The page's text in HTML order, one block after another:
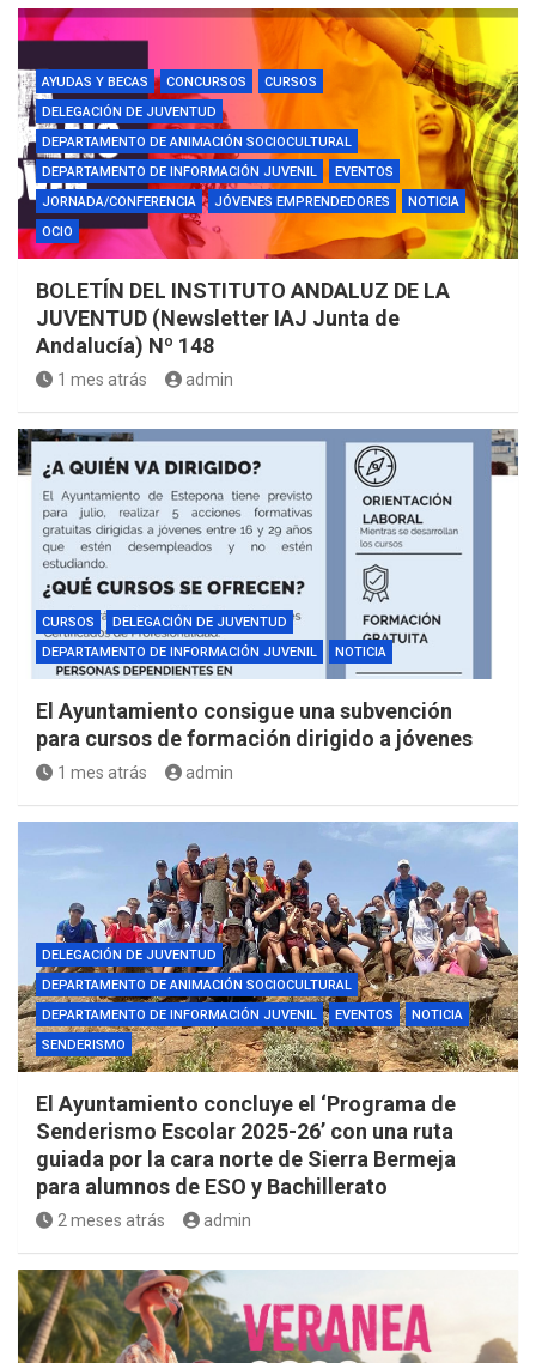
AYUDAS Y BECAS CONCURSOS
CURSOS
DELEGACIÓN DE JUVENTUD
DEPARTAMENTO DE ANIMACIÓN SOCIOCULTURAL
DEPARTAMENTO DE INFORMACIÓN JUVENIL
EVENTOS
JORNADA/CONFERENCIA
JÓVENES EMPRENDEDORES
NOTICIA
OCIO
BOLETÍN DEL INSTITUTO ANDALUZ DE LA
JUVENTUD (Newsletter IAJ Junta de
Andalucía) Nº 148
1 mes atrás admin
CURSOS
DELEGACIÓN DE JUVENTUD
DEPARTAMENTO DE INFORMACIÓN JUVENIL
NOTICIA
El Ayuntamiento consigue una subvención
para cursos de formación dirigido a jóvenes
1 mes atrás admin
DELEGACIÓN DE JUVENTUD
DEPARTAMENTO DE ANIMACIÓN SOCIOCULTURAL
DEPARTAMENTO DE INFORMACIÓN JUVENIL
EVENTOS
NOTICIA
SENDERISMO
El Ayuntamiento concluye el ‘Programa de
Senderismo Escolar 2025-26’ con una ruta
guiada por la cara norte de Sierra Bermeja
para alumnos de ESO y Bachillerato
2 meses atrás admin